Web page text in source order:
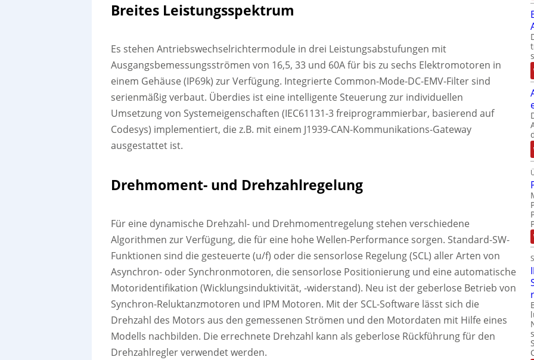
Breites Leistungsspektrum
Es stehen Antriebswechselrichtermodule in drei Leistungsabstufungen mit
Ausgangsbemessungsströmen von 16,5, 33 und 60A für bis zu sechs Elektromotoren in
einem Gehäuse (IP69k) zur Verfügung. Integrierte Common-Mode-DC-EMV-Filter sind
serienmäßig verbaut. Überdies ist eine intelligente Steuerung zur individuellen
Umsetzung von Systemeigenschaften (IEC61131-3 freiprogrammierbar, basierend auf
Codesys) implementiert, die z.B. mit einem J1939-CAN-Kommunikations-Gateway
ausgestattet ist.
Drehmoment- und Drehzahlregelung
Für eine dynamische Drehzahl- und Drehmomentregelung stehen verschiedene
Algorithmen zur Verfügung, die für eine hohe Wellen-Performance sorgen. Standard-SW-
Funktionen sind die gesteuerte (u/f) oder die sensorlose Regelung (SCL) aller Arten von
Asynchron- oder Synchronmotoren, die sensorlose Positionierung und eine automatische
Motoridentifikation (Wicklungsinduktivität, -widerstand). Neu ist der geberlose Betrieb von
Synchron-Reluktanzmotoren und IPM Motoren. Mit der SCL-Software lässt sich die
Drehzahl des Motors aus den gemessenen Strömen und den Motordaten mit Hilfe eines
Modells nachbilden. Die errechnete Drehzahl kann als geberlose Rückführung für den
Drehzahlregler verwendet werden.